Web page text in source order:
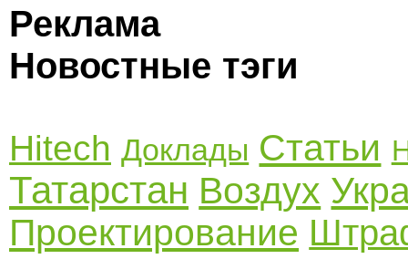
Реклама
Новостные тэги
Hitech Доклады Статьи
Татарстан Воздух
Проектирование